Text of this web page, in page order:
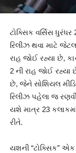
ટોક્સિક વર્સિસ
રિલીઝ થવા માટે
રાહ જોઈ રહ્યા છે,
2 ની રાહ જોઈ
છે, જેને સોશિયલ
રિલીઝ પહેલા જ
યશે માત્ર 23
રીતે.
યશની “ટોક્સિક”